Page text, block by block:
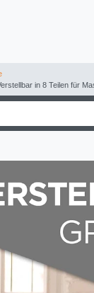
in 8 Teilen für